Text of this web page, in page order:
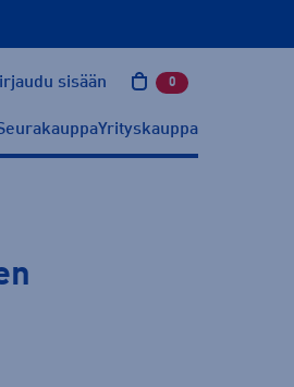
sisään 0 tuotetta
Yrityskauppa